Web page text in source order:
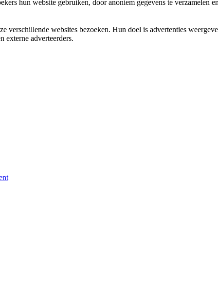
hun website gebruiken, door anoniem gegevens te verzamelen
verschillende websites bezoeken. Hun doel is advertenties
externe adverteerders.